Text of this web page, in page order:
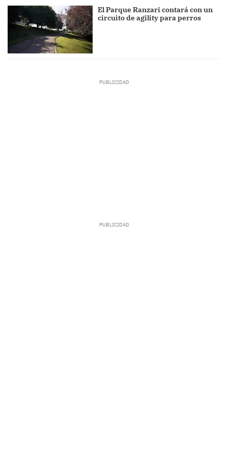
El Parque Ranzari contará con un
circuito de agility para perros